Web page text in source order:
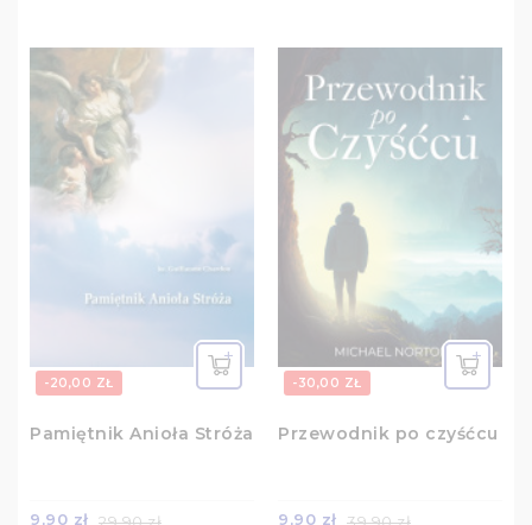
-20,00 ZŁ
Pamiętnik Anioła Stróża
9,90 zł
-30,00 ZŁ
Przewodnik po czyśćcu
9,90 zł